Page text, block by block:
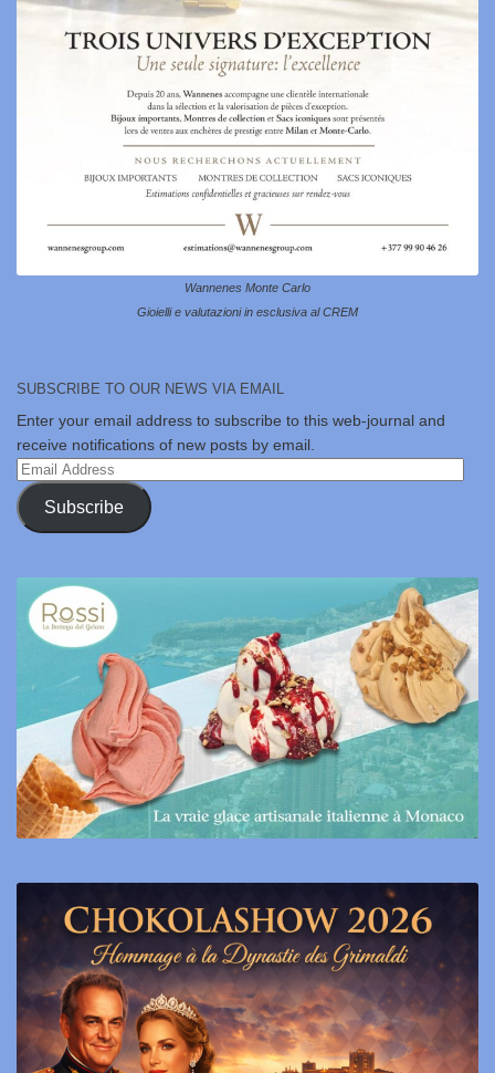
Wannenes Monte Carlo
Gioielli e valutazioni in esclusiva al CREM
SUBSCRIBE TO OUR NEWS VIA EMAIL
Enter your email address to subscribe to this web-journal and
receive notifications of new posts by email.
Email
Address
Subscribe